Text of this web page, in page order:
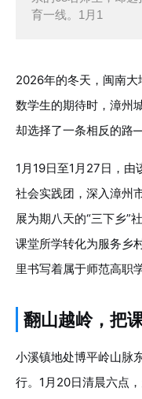
育一线。1月1
2026年的冬天，闽南
数学生的期待时，漳州
却选择了一条相反的路
1月19日至1月27日，由
社会实践团，深入漳州
展为期八天的“三下乡”
课堂所学转化为服务乡
里书写着属于师范高职
翻山越岭，把
小溪镇地处博平岭山脉
行。1月20日清晨六点